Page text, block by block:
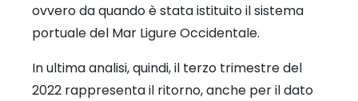
ovvero da quando è stata istituito il sistema
portuale del Mar Ligure Occidentale.
In ultima analisi, quindi, il terzo trimestre del
2022 rappresenta il ritorno, anche per il dato